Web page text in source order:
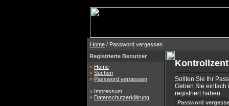
Home / Password vergessen
Registrierte Benutzer
» Home
» Suchen
» Password vergessen
» Impressum
» Datenschutzerklärung
Sollten Sie Ihr
Geben Sie einfach
registriert haben.
Password